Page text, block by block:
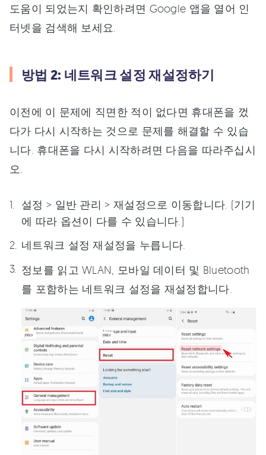
도움이 되었는지 확인하려면 Google 앱을 열어 인
터넷을 검색해 보세요.
방법 2: 네트워크 설정 재설정하기
이전에 이 문제에 직면한 적이 없다면 휴대폰을 껐
다가 다시 시작하는 것으로 문제를 해결할 수 있습
니다. 휴대폰을 다시 시작하려면 다음을 따라주십시
오.
설정 > 일반 관리 > 재설정으로 이동합니다. (기기
에 따라 옵션이 다를 수 있습니다.)
네트워크 설정 재설정을 누릅니다.
정보를 읽고 WLAN, 모바일 데이터 및 Bluetooth
를 포함하는 네트워크 설정을 재설정합니다.